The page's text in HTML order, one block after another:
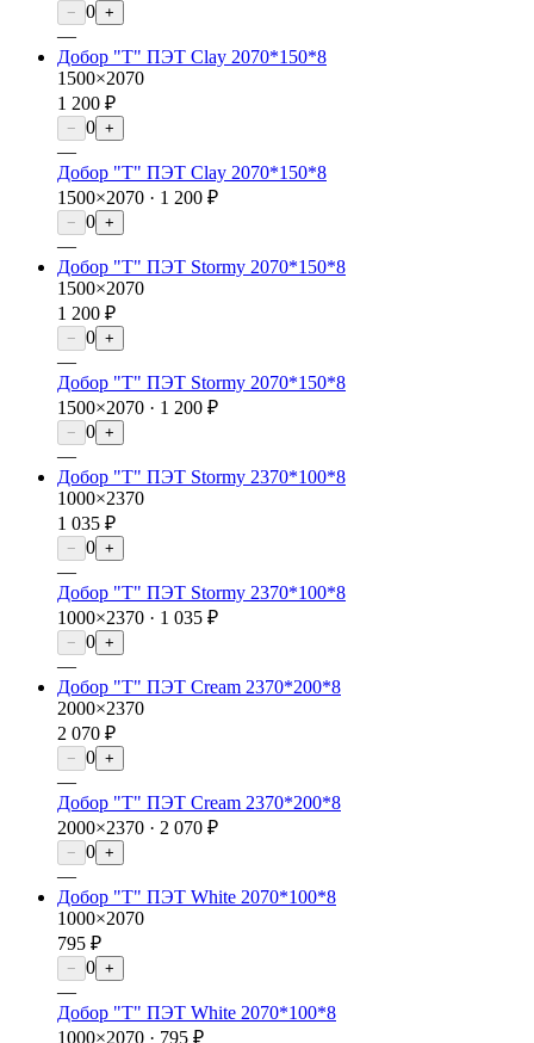
− 0 +
—
Добор "Т" ПЭТ Clay 2070*150*8
1500×2070
1 200 ₽
− 0 +
—
Добор "Т" ПЭТ Clay 2070*150*8
1500×2070 · 1 200 ₽
− 0 +
—
Добор "Т" ПЭТ Stormy 2070*150*8
1500×2070
1 200 ₽
− 0 +
—
Добор "Т" ПЭТ Stormy 2070*150*8
1500×2070 · 1 200 ₽
− 0 +
—
Добор "Т" ПЭТ Stormy 2370*100*8
1000×2370
1 035 ₽
− 0 +
—
Добор "Т" ПЭТ Stormy 2370*100*8
1000×2370 · 1 035 ₽
− 0 +
—
Добор "Т" ПЭТ Cream 2370*200*8
2000×2370
2 070 ₽
− 0 +
—
Добор "Т" ПЭТ Cream 2370*200*8
2000×2370 · 2 070 ₽
− 0 +
—
Добор "Т" ПЭТ White 2070*100*8
1000×2070
795 ₽
− 0 +
—
Добор "Т" ПЭТ White 2070*100*8
1000×2070 · 795 ₽